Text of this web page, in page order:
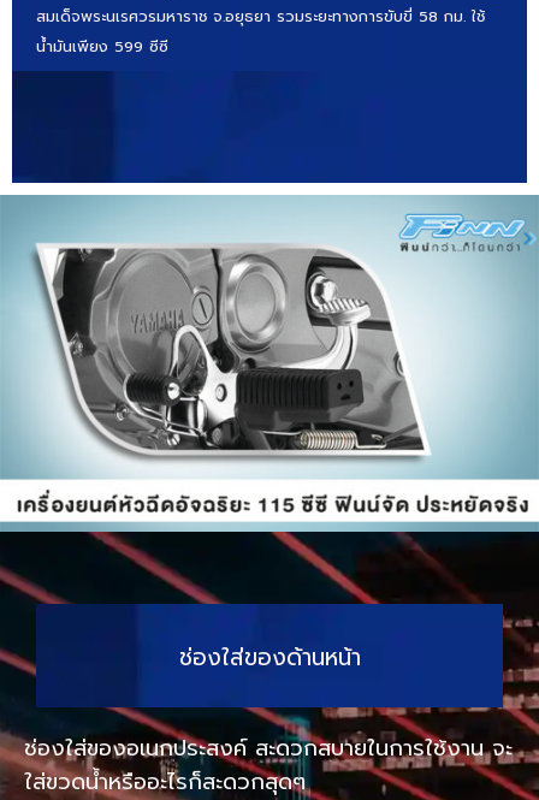
สมเด็จพระนเรศวรมหาราช จ.อยุธยา รวมระยะทางการขับขี่ 58 กม. ใช้
น้ำมันเพียง 599 ซีซี
ช่องใส่ของด้านหน้า
ช่องใส่ของอเนกประสงค์ สะดวกสบายในการใช้งาน จะ
ใส่ขวดน้ำหรืออะไรก็สะดวกสุดๆ